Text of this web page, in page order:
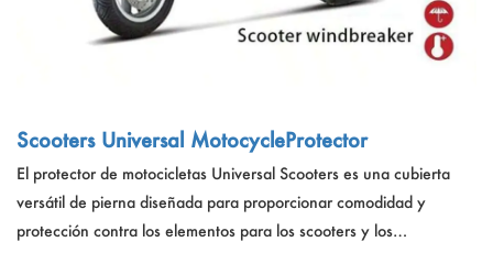
Scooters Universal MotocycleProtector
El protector de motocicletas Universal Scooters es una cubierta
versátil de pierna diseñada para proporcionar comodidad y
protección contra los elementos para los scooters y los